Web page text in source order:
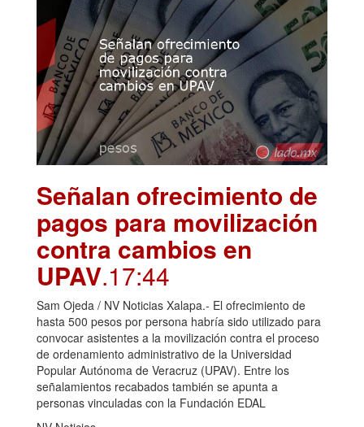
Señalan ofrecimiento de
pagos para movilización
contra cambios en
UPAV.17:44
Sam Ojeda / NV Noticias Xalapa.- El ofrecimiento de
hasta 500 pesos por persona habría sido utilizado para
convocar asistentes a la movilización contra el proceso
de ordenamiento administrativo de la Universidad
Popular Autónoma de Veracruz (UPAV). Entre los
señalamientos recabados también se apunta a
personas vinculadas con la Fundación EDAL